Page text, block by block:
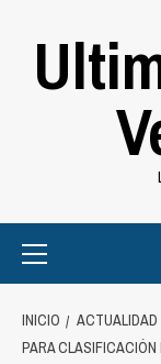
Menu
INICIO ACTUALIDAD
PARA CLASIFICACIÓN